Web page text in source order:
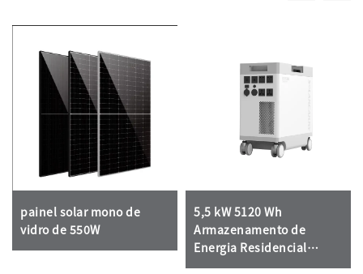
painel solar mono de
vidro de 550W
5,5 kW 5120 Wh
Armazenamento de
Energia Residencial
Portátil Tudo-em-Um: